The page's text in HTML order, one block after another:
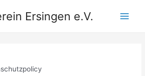
Ersingen e.V.